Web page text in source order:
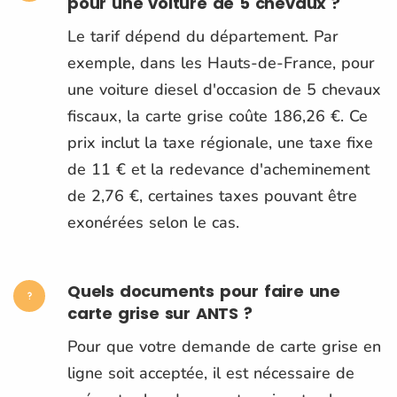
Le tarif dépend du département. Par
exemple, dans les Hauts-de-France, pour
une voiture diesel d'occasion de 5 chevaux
fiscaux, la carte grise coûte 186,26 €. Ce
prix inclut la taxe régionale, une taxe fixe
de 11 € et la redevance d'acheminement
de 2,76 €, certaines taxes pouvant être
exonérées selon le cas.
Quels documents pour faire une
carte grise sur ANTS ?
Pour que votre demande de carte grise en
ligne soit acceptée, il est nécessaire de